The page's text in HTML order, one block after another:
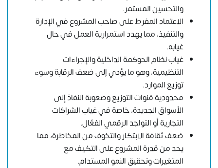
والتحسين المستمر.
الاعتماد المفرط على صاحب المشروع في الإدارة
والتنفيذ، مما يهدد استمرارية العمل في حال
غيابه.
غياب نظام الحوكمة الداخلية والإجراءات
التنظيمية، وهو ما يؤدي إلى ضعف الرقابة وسوء
توزيع الموارد.
محدودية قنوات التوزيع وصعوبة النفاذ إلى
الأسواق الجديدة، خاصة في غياب الشراكات
التجارية أو التواجد الرقمي الفعّال.
ضعف ثقافة الابتكار والتخوف من المخاطرة، مما
يحد من قدرة المشروع على التكيف مع
المتغيرات وتحقيق النمو المستدام.